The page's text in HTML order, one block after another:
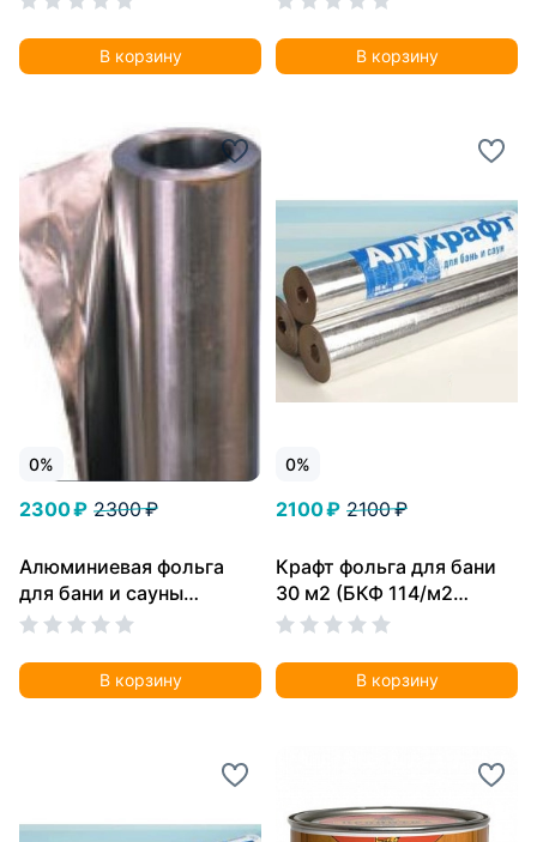
В корзину В корзину
0%
2300 ₽ 2300 ₽
Алюминиевая фольга
для бани и сауны
“Стандарт” (1,2 Х 10) 50
В корзину
0%
2100 ₽ 2100 ₽
Крафт фольга для бани
30 м2 (БКФ 114/м2
ф.1200 30м2 )
В корзину